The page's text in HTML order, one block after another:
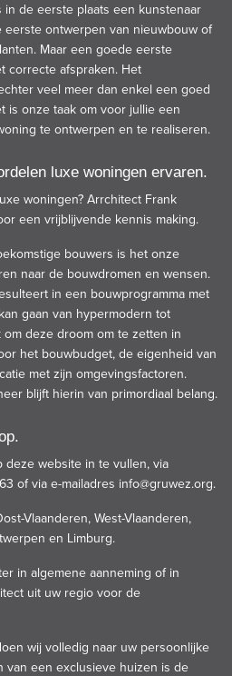
in de eerste plaats een kunstenaar
eerste ontwerpen van nieuwbouw of
Maar een goede eerste
correcte afspraken. Het
veel meer dan enkel een goed
is onze taak om voor jullie een
te ontwerpen en te realiseren.
luxe woningen ervaren.
woningen? Arrchitect Frank
een vrijblijvende kennis making.
bouwers is het onze
naar de bouwdromen en wensen.
in een bouwprogramma met
gaan van hypermodern tot
deze droom om te zetten in
het bouwbudget, de eigenheid van
met zijn omgevingsfactoren.
blijft hierin van primordiaal belang.
website in te vullen, via
of via e-mailadres info@gruwez.org.
Vlaanderen, West-Vlaanderen,
en Limburg.
in algemene aanneming of in
uit uw regio voor de
wij volledig naar uw persoonlijke
van een exclusieve huizen is de